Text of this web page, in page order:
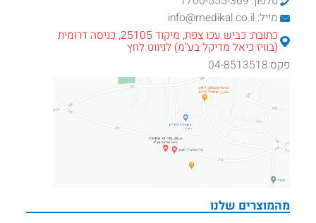
מהמוצרים שלנו
מייל: info@medikal.co.il
כתובת: כביש עכו צפת, מיקוד 25105, כניסה דרומית
(בוויז כיאל מדיקל בע"מ) לניווט לחץ
פקס:04-8513518